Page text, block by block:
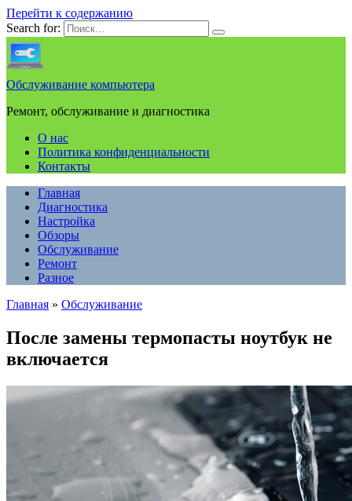
Перейти к содержанию
Search for:
Обслуживание компьютера
Ремонт, обслуживание и диагностика
О нас
Политика конфиденциальности
Контакты
Главная
Диагностика
Настройка
Обзоры
Обслуживание
Ремонт
Разное
Главная » Обслуживание
После замены термопасты ноутбук не
включается